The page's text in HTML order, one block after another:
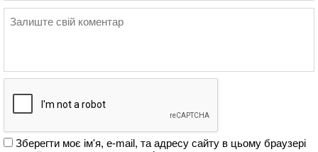
Зберегти моє ім'я, e-mail, та адресу сайту в цьому браузері